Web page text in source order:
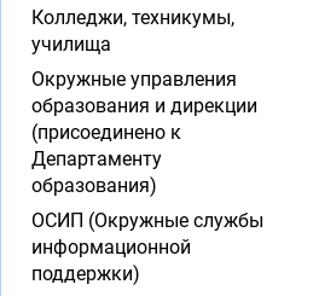
Колледжи, техникумы,
училища
Окружные управления
образования и дирекции
(присоединено к
Департаменту
образования)
ОСИП (Окружные службы
информационной
поддержки)